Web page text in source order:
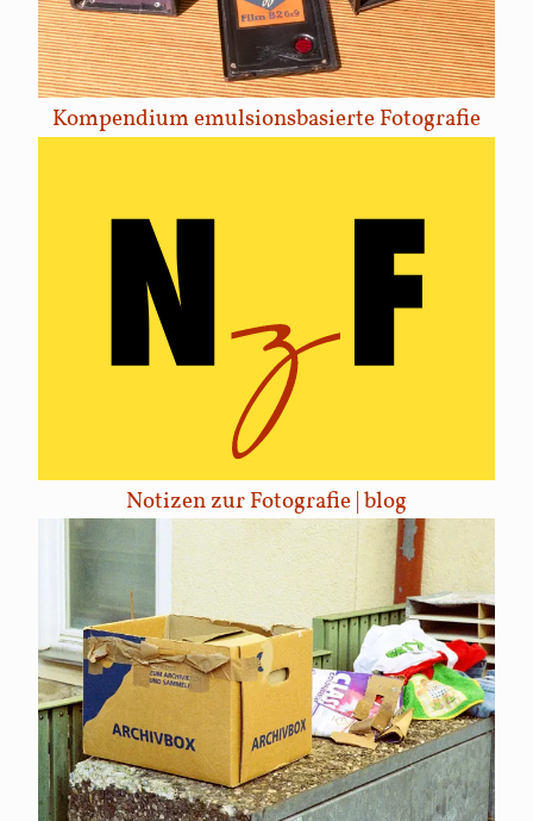
Kompendium emulsionsbasierte Fotografie
Notizen zur Fotografie | blog